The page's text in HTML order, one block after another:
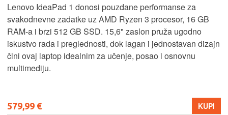
Lenovo IdeaPad 1 donosi pouzdane performanse za
svakodnevne zadatke uz AMD Ryzen 3 procesor, 16 GB
RAM-a i brzi 512 GB SSD. 15,6" zaslon pruža ugodno
iskustvo rada i preglednosti, dok lagan i jednostavan dizajn
čini ovaj laptop idealnim za učenje, posao i osnovnu
multimediju.
579,99 € KUPI